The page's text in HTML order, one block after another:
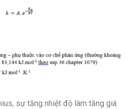
sự tăng nhiệt độ làm tăng giá